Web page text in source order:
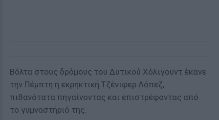
Βόλτα στους δρόμους του Δυτικού Χόλιγουντ έκανε
την Πέμπτη η εκρηκτική Τζένιφερ Λόπεζ,
πιθανότατα πηγαίνοντας και επιστρέφοντας από
το γυμναστήριό της.